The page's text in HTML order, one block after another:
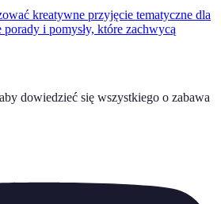
kreatywne przyjęcie tematyczne dla
i pomysły, które zachwycą
dowiedzieć się wszystkiego o zabawa